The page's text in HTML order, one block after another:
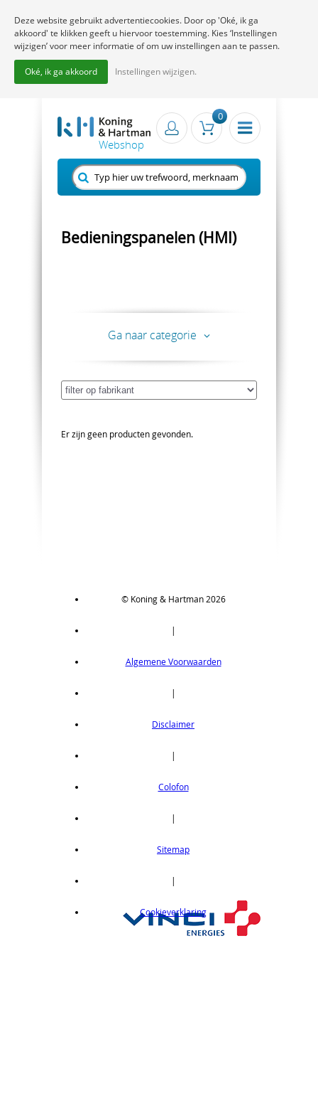
0
Bedieningspanelen (HMI)
Ga naar categorie
Er zijn geen producten gevonden.
© Koning & Hartman 2026
|
Algemene Voorwaarden
|
Disclaimer
|
Colofon
|
Sitemap
|
Cookieverklaring
Deze website gebruikt advertentiecookies. Door op 'Oké, ik ga
akkoord' te klikken geeft u hiervoor toestemming. Kies ‘Instellingen
wijzigen’ voor meer informatie of om uw instellingen aan te passen.
Oké, ik ga akkoord Instellingen wijzigen.